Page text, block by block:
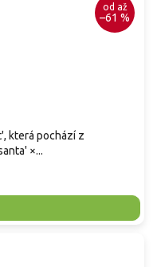
od až
–61 %
která pochází z
×...